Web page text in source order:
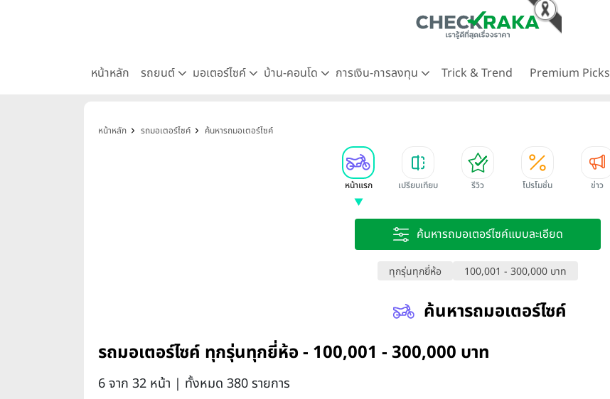
หน้าหลัก รถยนต์ มอเตอร์ไซค์ บ้าน-คอนโด การเงิน-การลงทุน Trick & Trend Premium Picks
หน้าหลัก รถมอเตอร์ไซค์ ค้นหารถมอเตอร์ไซค์
หน้าแรก เปรียบเทียบ รีวิว โปรโมชั่น ข่าว
ค้นหารถมอเตอร์ไซค์แบบละเอียด
ทุกรุ่นทุกยี่ห้อ 100,001 - 300,000 บาท
ค้นหารถมอเตอร์ไซค์
รถมอเตอร์ไซค์ ทุกรุ่นทุกยี่ห้อ - 100,001 - 300,000 บาท
6 จาก 32 หน้า | ทั้งหมด 380 รายการ